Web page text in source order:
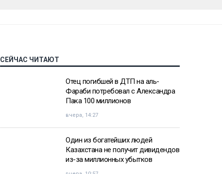
СЕЙЧАС ЧИТАЮТ
Отец погибшей в ДТП на аль-
Фараби потребовал с Александра
Пака 100 миллионов
вчера, 14:27
Один из богатейших людей
Казахстана не получит дивидендов
из-за миллионных убытков